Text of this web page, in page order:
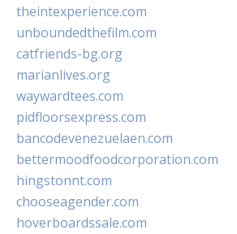
theintexperience.com
unboundedthefilm.com
catfriends-bg.org
marianlives.org
waywardtees.com
pidfloorsexpress.com
bancodevenezuelaen.com
bettermoodfoodcorporation.com
hingstonnt.com
chooseagender.com
hoverboardssale.com